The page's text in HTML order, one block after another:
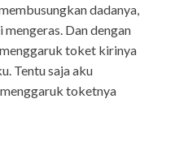
dadanya,
Dan dengan
toket kirinya
Tentu saja aku
toketnya